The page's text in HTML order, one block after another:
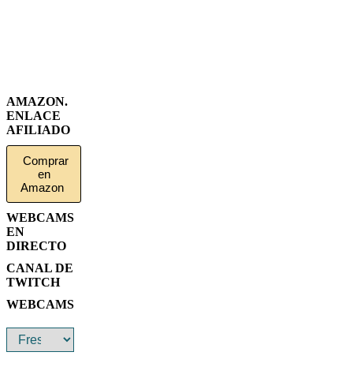
AMAZON.
ENLACE
AFILIADO
Comprar
en
Amazon
WEBCAMS
EN
DIRECTO
CANAL DE
TWITCH
WEBCAMS